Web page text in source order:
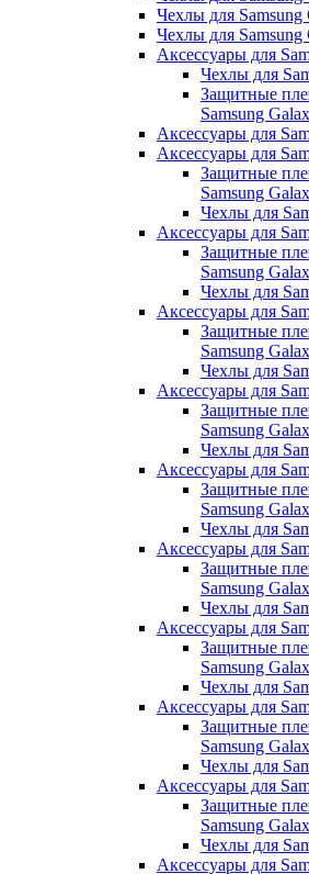
Чехлы для
Чехлы для
Аксессуары для
Чехлы для
Защитные
Samsung
Аксессуары для
Аксессуары для
Защитные
Samsung
Чехлы для
Аксессуары для
Защитные
Samsung
Чехлы для
Аксессуары для
Защитные
Samsung
Чехлы для
Аксессуары для
Защитные
Samsung
Чехлы для
Аксессуары для
Защитные
Samsung
Чехлы для
Аксессуары для
Защитные
Samsung
Чехлы для
Аксессуары для
Защитные
Samsung
Чехлы для
Аксессуары для
Защитные
Samsung
Чехлы для
Аксессуары для
Защитные
Samsung
Чехлы для
Аксессуары для